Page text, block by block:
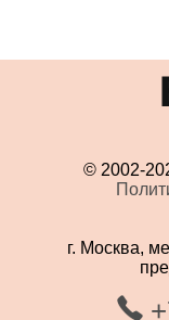
© 2002-
г. Москва,